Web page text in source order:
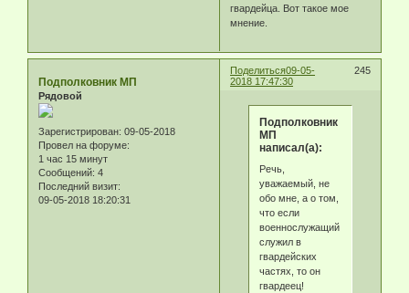
гвардейца. Вот такое мое
мнение.
Поделиться 245
09-05-
2018 17:47:30
Подполковник МП
Рядовой
Зарегистрирован: 09-05-2018
Провел на форуме:
1 час 15 минут
Сообщений: 4
Последний визит:
09-05-2018 18:20:31
Подполковник
МП
написал(а):
Речь,
уважаемый, не
обо мне, а о том,
что если
военнослужащий
служил в
гвардейских
частях, то он
гвардеец!